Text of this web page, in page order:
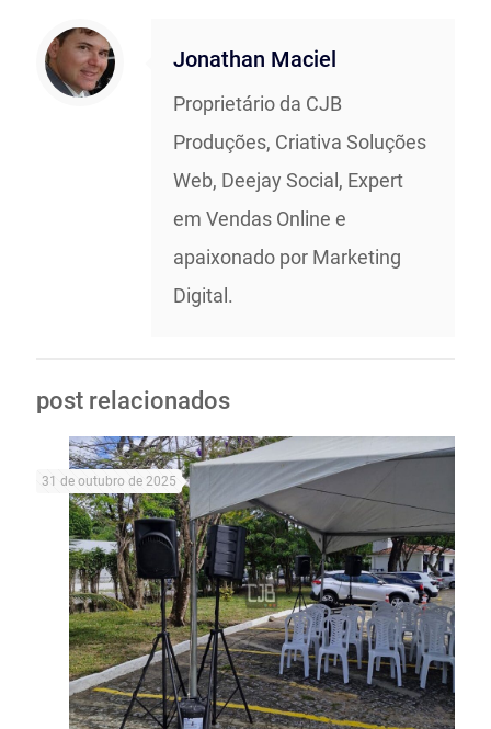
Jonathan Maciel
Proprietário da CJB
Produções, Criativa Soluções
Web, Deejay Social, Expert
em Vendas Online e
apaixonado por Marketing
Digital.
post relacionados
31 de outubro de 2025